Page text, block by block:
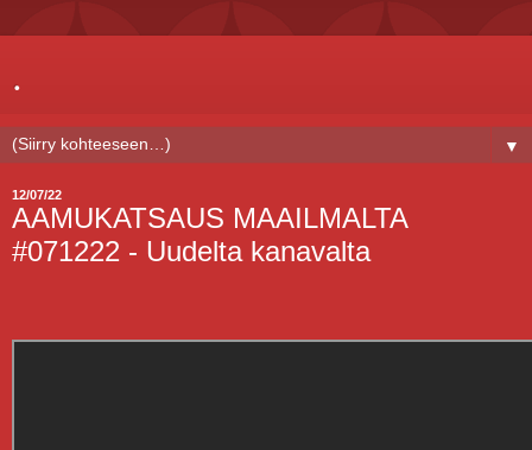
.
▼
12/07/22
AAMUKATSAUS MAAILMALTA
#071222 - Uudelta kanavalta